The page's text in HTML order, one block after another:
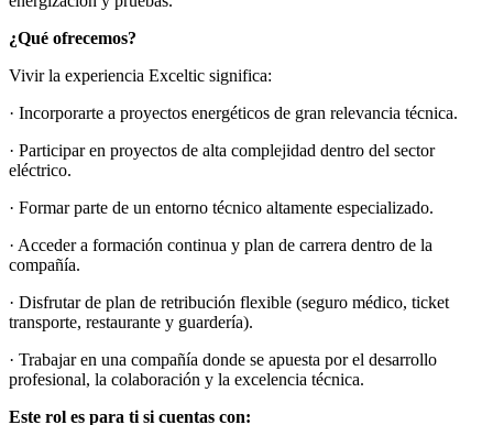
¿Qué ofrecemos?
Vivir la experiencia Exceltic significa:
· Incorporarte a proyectos energéticos de gran relevancia técnica.
· Participar en proyectos de alta complejidad dentro del sector
eléctrico.
· Formar parte de un entorno técnico altamente especializado.
· Acceder a formación continua y plan de carrera dentro de la
compañía.
· Disfrutar de plan de retribución flexible (seguro médico, ticket
transporte, restaurante y guardería).
· Trabajar en una compañía donde se apuesta por el desarrollo
profesional, la colaboración y la excelencia técnica.
Este rol es para ti si cuentas con: